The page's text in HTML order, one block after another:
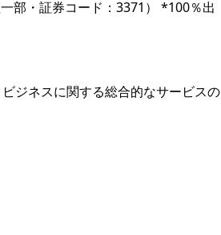
部・証券コード：3371） *100％出
ジネスに関する総合的なサービスの